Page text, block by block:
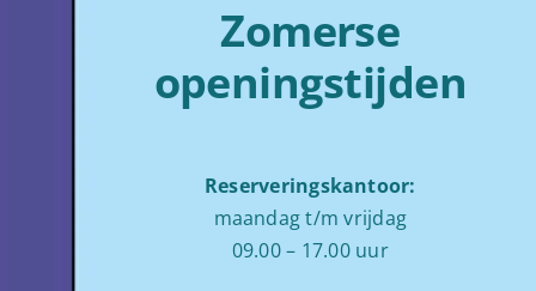
Zomerse
openingstijden
Reserveringskantoor:
maandag t/m vrijdag
09.00 – 17.00 uur